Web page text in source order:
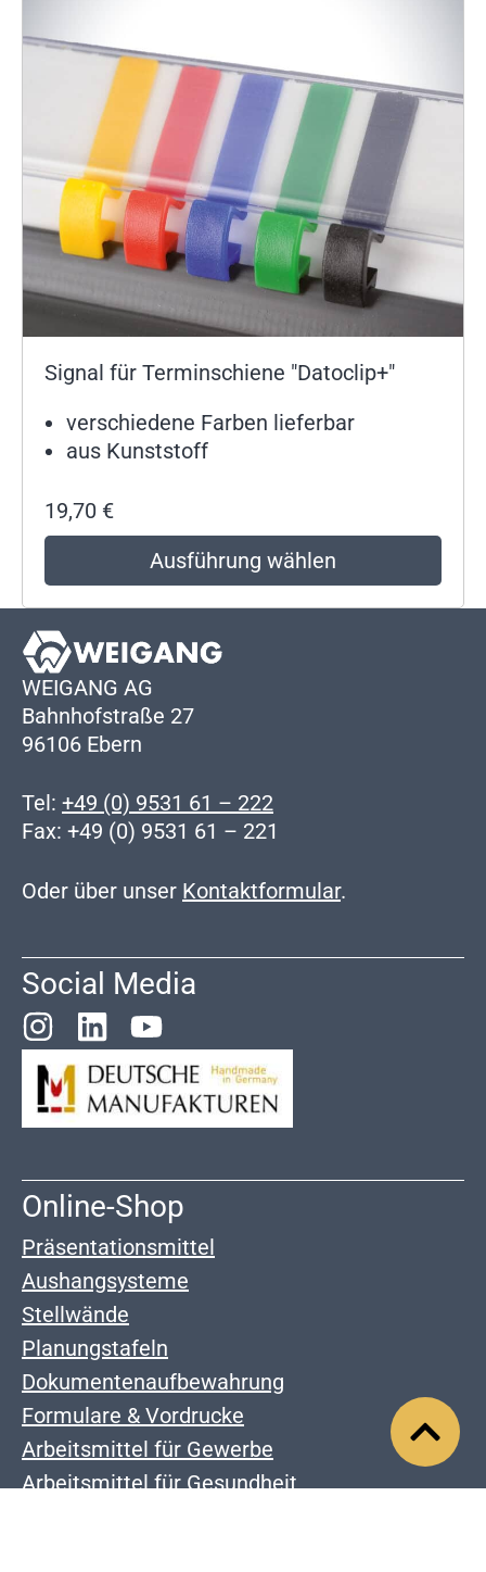
Signal für Terminschiene "Datoclip+"
verschiedene Farben lieferbar
aus Kunststoff
19,70 €
Ausführung wählen
WEIGANG AG
Bahnhofstraße 27
96106 Ebern
Tel: +49 (0) 9531 61 – 222
Fax: +49 (0) 9531 61 – 221
Oder über unser Kontaktformular.
Social Media
Online-Shop
Präsentationsmittel
Aushangsysteme
Stellwände
Planungstafeln
Dokumentenaufbewahrung
Formulare & Vordrucke
Arbeitsmittel für Gewerbe
Arbeitsmittel für Gesundheit